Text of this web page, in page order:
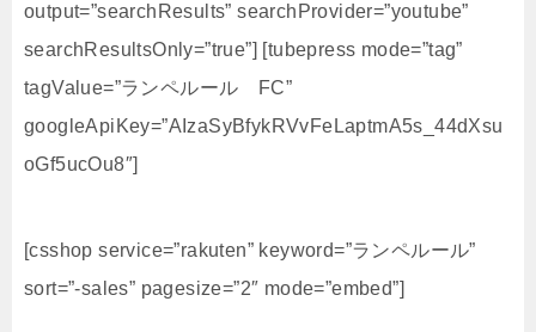
output=”searchResults” searchProvider=”youtube”
searchResultsOnly=”true”] [tubepress mode=”tag”
tagValue=”ランペルール FC”
googleApiKey=”AIzaSyBfykRVvFeLaptmA5s_44dXsu
oGf5ucOu8″]
[csshop service=”rakuten” keyword=”ランペルール”
sort=”-sales” pagesize=”2″ mode=”embed”]